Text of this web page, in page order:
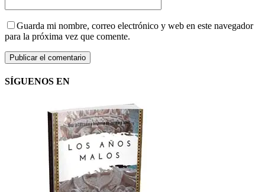
Guarda mi nombre, correo electrónico y web en este navegador
para la próxima vez que comente.
SÍGUENOS EN